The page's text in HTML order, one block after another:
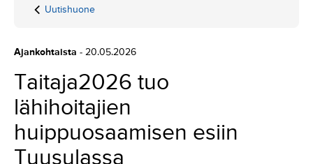
Etusivu
Uutishuone
Taitaja2026 tuo
Ajankohtaista - 20.05.2026
Taitaja2026 tuo
lähihoitajien
huippuosaamisen esiin
Tuusulassa